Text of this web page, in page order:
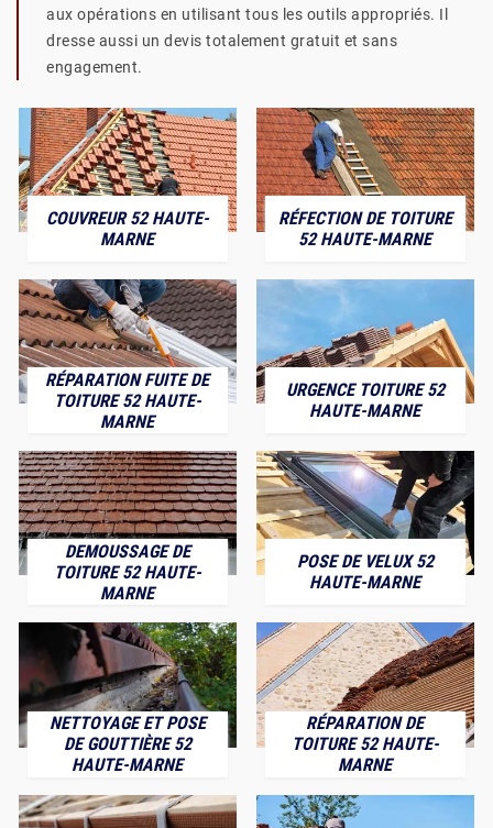
aux opérations en utilisant tous les outils appropriés. Il
dresse aussi un devis totalement gratuit et sans
engagement.
COUVREUR 52 HAUTE-
MARNE
RÉFECTION DE TOITURE
52 HAUTE-MARNE
RÉPARATION FUITE DE
TOITURE 52 HAUTE-
MARNE
URGENCE TOITURE 52
HAUTE-MARNE
DEMOUSSAGE DE
TOITURE 52 HAUTE-
MARNE
POSE DE VELUX 52
HAUTE-MARNE
NETTOYAGE ET POSE
DE GOUTTIÈRE 52
HAUTE-MARNE
RÉPARATION DE
TOITURE 52 HAUTE-
MARNE